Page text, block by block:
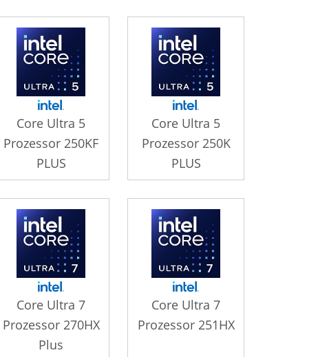
Core Ultra 5
Prozessor 250KF
PLUS
Core Ultra 5
Prozessor 250K
PLUS
Core Ultra 7
Prozessor 270HX
Plus
Core Ultra 7
Prozessor 251HX